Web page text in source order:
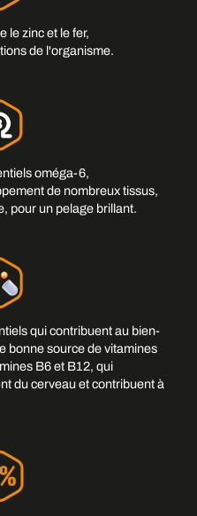
le zinc et le fer,
de l'organisme.
oméga-6,
de nombreux tissus,
pour un pelage brillant.
qui contribuent au bien-
bonne source de vitamines
B6 et B12, qui
du cerveau et contribuent à